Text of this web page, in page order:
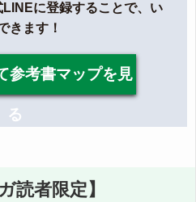
に登録することで、い
きます！
参考書マップを見
る
読者限定】